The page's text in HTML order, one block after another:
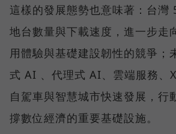
這樣的發展態勢也意味著：台灣
地台數量與下載速度，進一步走
用體驗與基礎建設韌性的競爭；
式 AI 、代理式 AI、雲端服務、
自駕車與智慧城市快速發展，行
撐數位經濟的重要基礎設施。